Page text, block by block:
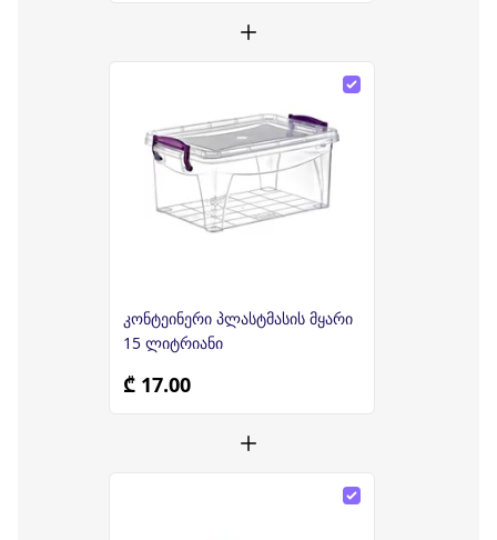
კონტეინერი პლასტმასის მყარი
15 ლიტრიანი
₾ 17.00